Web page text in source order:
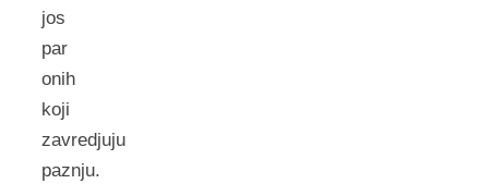
jos
par
onih
koji
zavredjuju
paznju.